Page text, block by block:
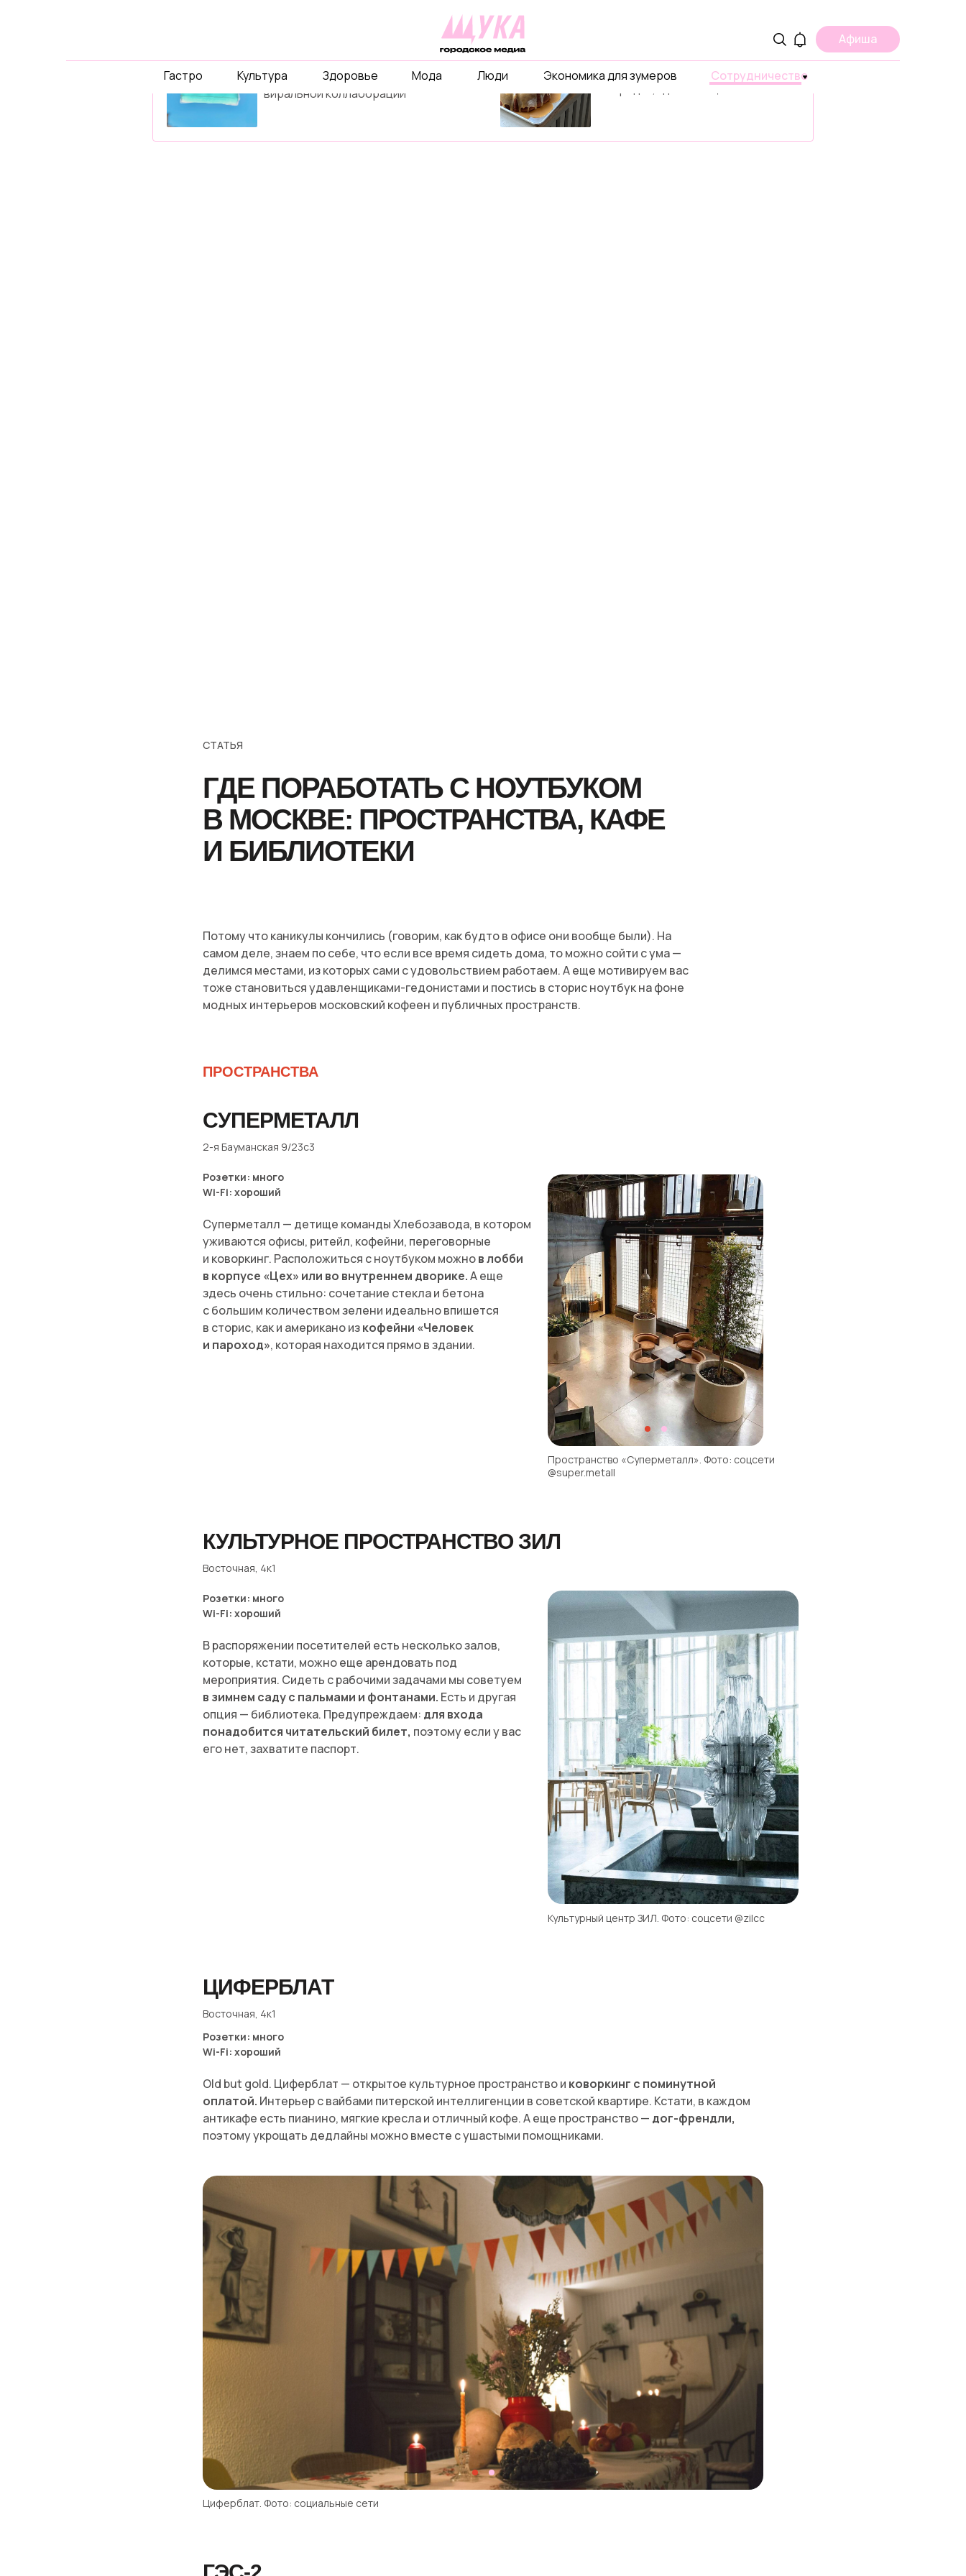
Афиша
Сотрудничество
Экономика для зумеров
Люди
Мода
Здоровье
Культура
Гастро
Давайте объединимся ради
виральной коллаборации
Расскажите о вашем проекте,
бизнесе или продукте в странах
и городах, где есть ЩУКА
проекты
СТАТЬЯ
ГДЕ ПОРАБОТАТЬ С НОУТБУКОМ
В МОСКВЕ: ПРОСТРАНСТВА, КАФЕ
И БИБЛИОТЕКИ
Потому что каникулы кончились (говорим, как будто в офисе они вообще были). На
самом деле, знаем по себе, что если все время сидеть дома, то можно сойти с ума —
делимся местами, из которых сами с удовольствием работаем. А еще мотивируем вас
тоже становиться удавленщиками-гедонистами и постись в сторис ноутбук на фоне
модных интерьеров московский кофеен и публичных пространств.
ПРОСТРАНСТВА
2-я Бауманская 9/23с3
Розетки: много
Wi-Fi: хороший
Пространство «Суперметалл». Фото: соцсети
@super.metall
Суперметалл — детище команды Хлебозавода, в котором
уживаются офисы, ритейл, кофейни, переговорные
и коворкинг. Расположиться с ноутбуком можнов лобби
в корпусе «Цех» или во внутреннем дворике.А еще
здесь очень стильно: сочетание стекла и бетона
с большим количеством зелени идеально впишется
в сторис, как и американо изкофейни «Человек
и пароход», которая находится прямо в здании.
СУПЕРМЕТАЛЛ
Восточная, 4к1
Розетки: много
Wi-Fi: хороший
Культурный центр ЗИЛ. Фото: соцсети @zilcc
В распоряжении посетителей есть несколько залов,
которые, кстати, можно еще арендовать под
мероприятия. Сидеть с рабочими задачами мы советуем
в зимнем саду с пальмами и фонтанами. Есть и другая
опция — библиотека. Предупреждаем: для входа
понадобится читательский билет, поэтому если у вас
его нет, захватите паспорт.
КУЛЬТУРНОЕ ПРОСТРАНСТВО ЗИЛ
Восточная, 4к1
Розетки: много
Wi-Fi: хороший
Old but gold. Циферблат — открытое культурное пространство и коворкинг с поминутной
оплатой. Интерьер с вайбами питерской интеллигенции в советской квартире. Кстати, в каждом
антикафе есть пианино, мягкие кресла и отличный кофе. А еще пространство — дог-френдли,
поэтому укрощать дедлайны можно вместе с ушастыми помощниками.
Циферблат. Фото: социальные сети
ЦИФЕРБЛАТ